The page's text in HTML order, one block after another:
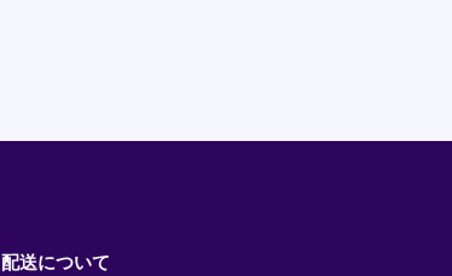
配送について